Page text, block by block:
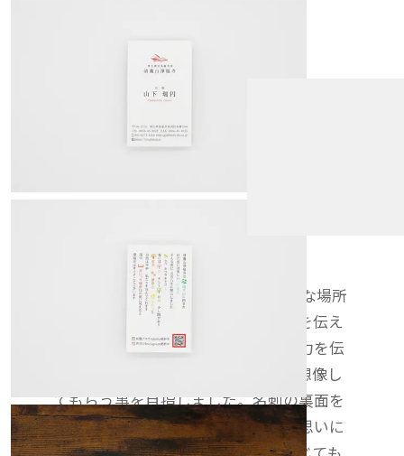
清瀧山 淨福寺様はとても自然が豊かな場所
にあります。それは写真でその魅力を伝え
るのは難しく、先入観無しでその魅力を伝
えるために、言葉と絵文字を使って想像し
てもらう事を目指しました。名刺の裏面を
見て、淨福寺さんの春夏秋冬を思い思いに